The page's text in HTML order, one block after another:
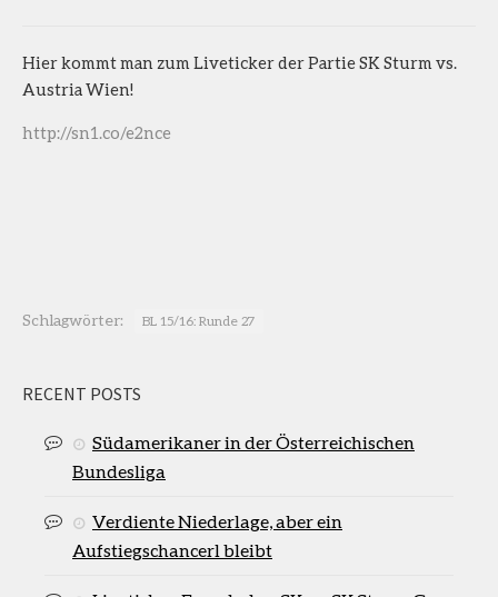
Hier kommt man zum Liveticker der Partie SK Sturm vs.
Austria Wien!
http://sn1.co/e2nce
Schlagwörter: BL 15/16: Runde 27
RECENT POSTS
Südamerikaner in der Österreichischen
Bundesliga
Verdiente Niederlage, aber ein
Aufstiegschancerl bleibt